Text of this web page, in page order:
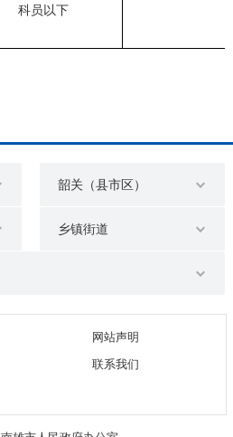
科员以下
韶关（县市区）
乡镇街道
网站声明
联系我们